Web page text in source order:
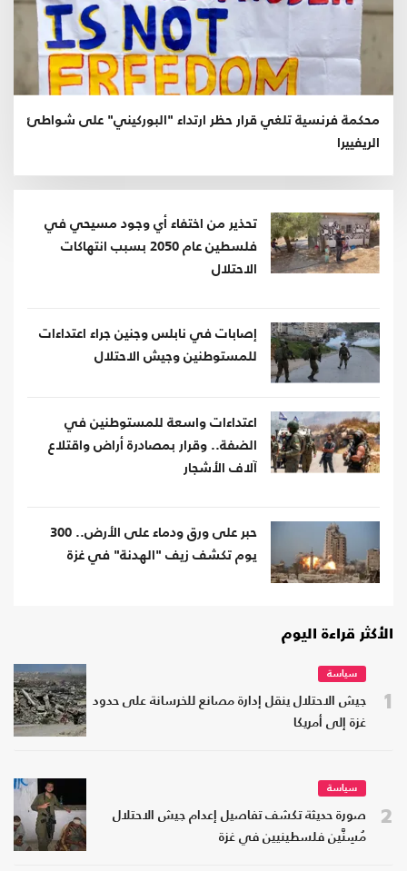
محكمة فرنسية تلغي قرار حظر ارتداء "البوركيني" على شواطئ
الريفييرا
تحذير من اختفاء أي وجود مسيحي في
فلسطين عام 2050 بسبب انتهاكات
الاحتلال
إصابات في نابلس وجنين جراء اعتداءات
للمستوطنين وجيش الاحتلال
اعتداءات واسعة للمستوطنين في
الضفة.. وقرار بمصادرة أراض واقتلاع
آلاف الأشجار
حبر على ورق ودماء على الأرض.. 300
يوم تكشف زيف "الهدنة" في غزة
الأكثر قراءة اليوم
1
سياسة
جيش الاحتلال ينقل إدارة مصانع للخرسانة على حدود
غزة إلى أمريكا
2
سياسة
صورة حديثة تكشف تفاصيل إعدام جيش الاحتلال
مُسِنَّين فلسطينيين في غزة